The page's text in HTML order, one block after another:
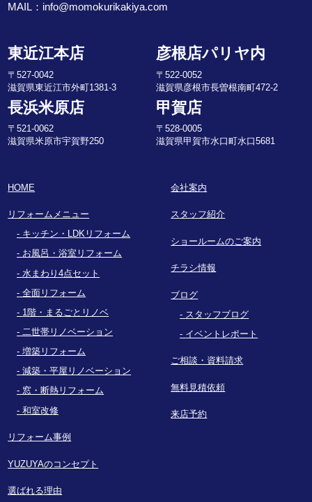
MAIL： info@momokurikakiya.com
東近江本店
〒527-0042
滋賀県東近江市外町1381-3
彦根店パリヤ内
〒522-0052
滋賀県彦根市長曽根南町472-2
長浜米原店
〒521-0062
滋賀県米原市宇賀野250
甲賀店
〒528-0005
滋賀県甲賀市水口町水口5681
HOME
リフォームメニュー
キッチン・LDKリフォーム
お風呂・浴室リフォーム
水まわり4点セット
全面リフォーム
1階・まるごとリノベ
二世帯リノベーション
増築リフォーム
減築・平屋リノベーション
窓・断熱リフォーム
和室改修
リフォーム事例
YUZUYAのコンセプト
選ばれる理由
会社案内
スタッフ紹介
ショールームのご案内
チラシ情報
ブログ
スタッフブログ
イベントレポート
ご相談・資料請求
無料見積依頼
来店予約